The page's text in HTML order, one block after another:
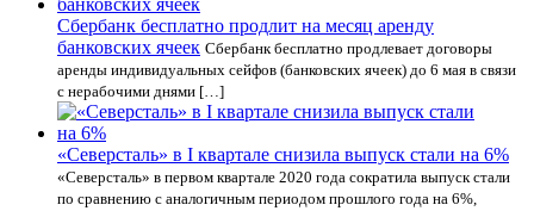
Сбербанк бесплатно продлит на месяц аренду
банковских ячеек Сбербанк бесплатно продлевает договоры
аренды индивидуальных сейфов (банковских ячеек) до 6 мая в связи
с нерабочими днями […]
«Северсталь» в I квартале снизила выпуск стали на 6%
«Северсталь» в первом квартале 2020 года сократила выпуск стали
по сравнению с аналогичным периодом прошлого года на 6%,